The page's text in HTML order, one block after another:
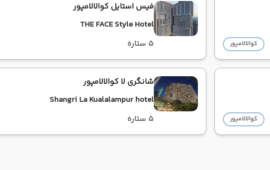
کوالالامپور
فیس استایل کوالالامپور
THE FACE Style Hotel
5 ستاره
کوالالامپور
شانگری لا کوالالامپور
Shangri La Kualalampur hotel
5 ستاره